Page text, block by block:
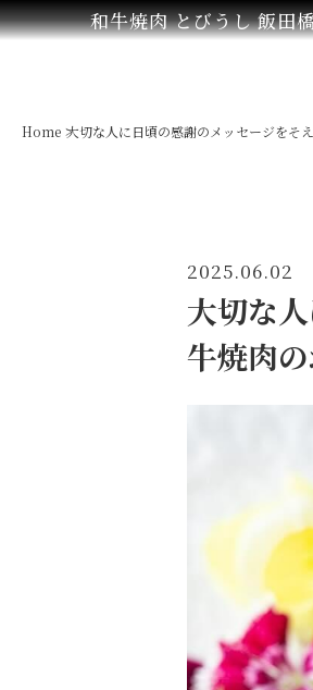
和牛焼肉 とびうし 飯田
Home 大切な人に日頃の感謝のメッセージをそ
2025.06.02
大切な
牛焼肉